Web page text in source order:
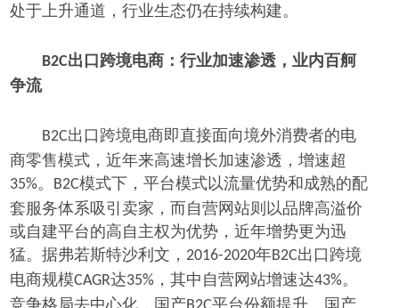
处于上升通道，行业生态仍在持续构建。
B2C出口跨境电商：行业加速渗透，业内百舸
争流
B2C出口跨境电商即直接面向境外消费者的电
商零售模式，近年来高速增长加速渗透，增速超
35%。 B2C模式下，平台模式以流量优势和成熟的配
套服务体系吸引卖家，而自营网站则以品牌高溢价
或自建平台的高自主权为优势，近年增势更为迅
猛。据弗若斯特沙利文， 2016-2020年B2C出口跨境
电商规模CAGR达35% ，其中自营网站增速达43%。
竞争格局去中心化，国产
平台份额提升。国产